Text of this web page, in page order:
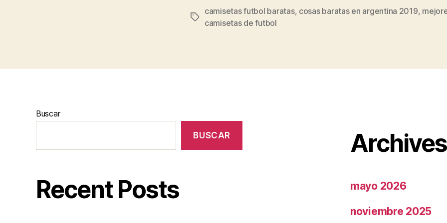
Etiquetas
camisetas futbol baratas, cosas baratas en argentina 2019,
camisetas de futbol
Buscar
BUSCAR
Recent Posts
Archives
mayo 2026
noviembre 2025